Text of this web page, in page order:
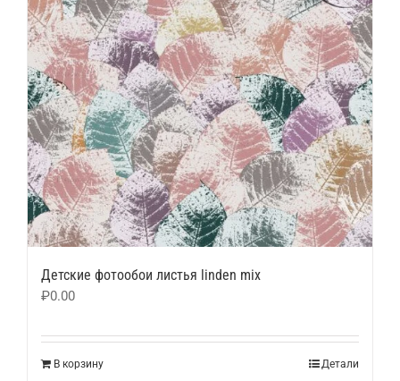
Детские фотообои листья linden mix
₽0.00
В корзину Детали